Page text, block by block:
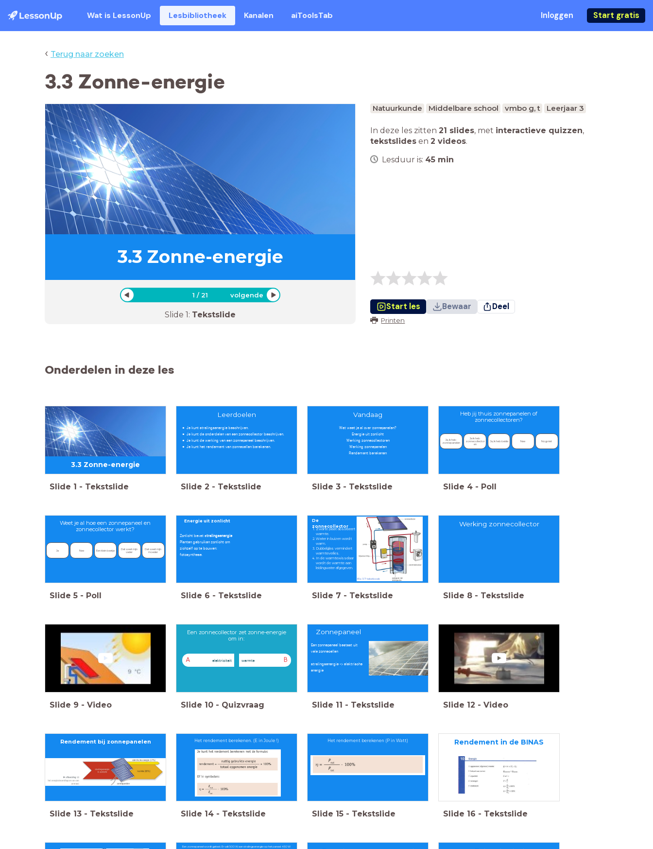
Wat is LessonUp Lesbibliotheek Kanalen aiToolsTab Inloggen Start gratis
‹ Terug naar zoeken
3.3 Zonne-energie
3.3 Zonne-energie
1 /21 volgende
Slide 1: Tekstslide
Natuurkunde Middelbare school vmbo g, t Leerjaar 3
In deze les zitten 21 slides, met interactieve quizzen,
tekstslides en 2 videos.
Lesduur is: 45 min
Start les Bewaar Deel
Printen
Onderdelen in deze les
3.3 Zonne-energie
Slide 1 - Tekstslide
Leerdoelen
Je kunt stralingsenergie beschrijven.
Je kunt de onderdelen van een zonnecollector beschrijven.
Je kunt de werking van een zonnepaneel beschrijven.
Je kunt het rendement van zonnecellen berekenen.
Slide 2 - Tekstslide
Vandaag
Wat weet je al over zonnepanelen?
Energie uit zonlicht
Werking zonnecollectoren
Werking zonnepanelen
Rendement berekenen
Slide 3 - Tekstslide
Heb jij thuis zonnepanelen of
zonnecollectoren?
Ja, ik heb
zonnepanelen
Ja ik heb
zonnecollector
en
Ja, ik heb beide Nee Nog niet
Slide 4 - Poll
Weet je al hoe een zonnepaneel en
zonnecollector werkt?
Ja Nee Een klein beetje
Dat weet mijn
vader
Dat weet mijn
moeder
Slide 5 - Poll
Energie uit zonlicht
Zonlicht bevat stralingsenergie
Planten gebruiken zonlicht om
zichzelf op te bouwen:
fotosynthese.
Slide 6 - Tekstslide
De
zonnecollector
Blz. 57 tekstboek
Zwarte plaat absorbeert
warmte.
Water in buizen wordt
warm.
Dubbelglas vermindert
warmteverlies.
In de warmtewisselaar
wordt de warmte aan
leidingwater afgegeven.
Slide 7 - Tekstslide
Werking zonnecollector
Slide 8 - Tekstslide
Slide 9 - Video
Een zonnecollector zet zonne-energie
om in:
A elektriciteit B
warmte
Slide 10 - Quizvraag
Zonnepaneel
Een zonnepaneel bestaat uit
vele zonnecellen
stralingsenergie -> elektrische
energie
Slide 11 - Tekstslide Slide 12 - Video
Rendement bij zonnepanelen
Slide 13 - Tekstslide
Het rendement berekenen. (E in Joule !)
Slide 14 - Tekstslide
Het rendement berekenen (P in Watt)
Slide 15 - Tekstslide
Rendement in de BINAS
Slide 16 - Tekstslide
Een zonnepaneel wordt getest. Er valt 500 W aan stralingsenergie op het paneel. 450 W